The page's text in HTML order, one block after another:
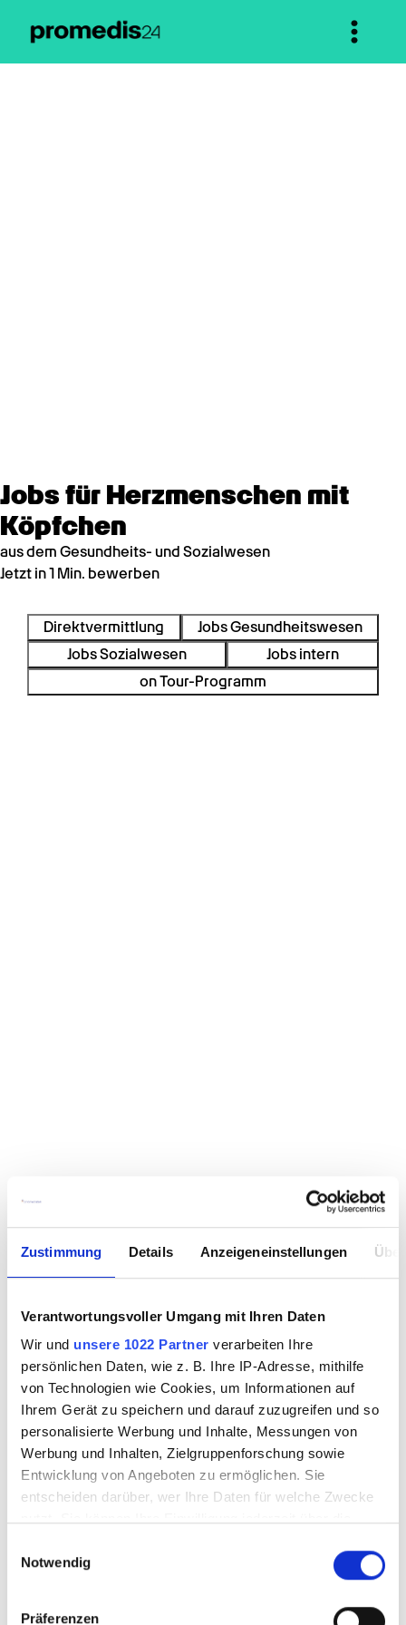
Zustimmung Details Anzeigeneinstellungen
Verantwortungsvoller Umgang mit Ihren Daten
Wir und unsere 1022 Partner verarbeiten Ihre
persönlichen Daten, wie z. B. Ihre IP-Adresse, mithilfe
von Technologien wie Cookies, um Informationen auf
Ihrem Gerät zu speichern und darauf zuzugreifen und so
personalisierte Werbung und Inhalte, Messungen von
Werbung und Inhalten, Zielgruppenforschung sowie
Entwicklung von Angeboten zu ermöglichen. Sie
entscheiden darüber, wer Ihre Daten für welche Zwecke
Trigger Symbol ändern oder widerrufen
Notwendig
Präferenzen
Jobs für Herzmenschen mit
Köpfchen
aus dem Gesundheits- und Sozialwesen
Jetzt in 1 Min. bewerben
Direktvermittlung
Jobs Gesundheitswesen
Jobs Sozialwesen
Jobs intern
on Tour-Programm